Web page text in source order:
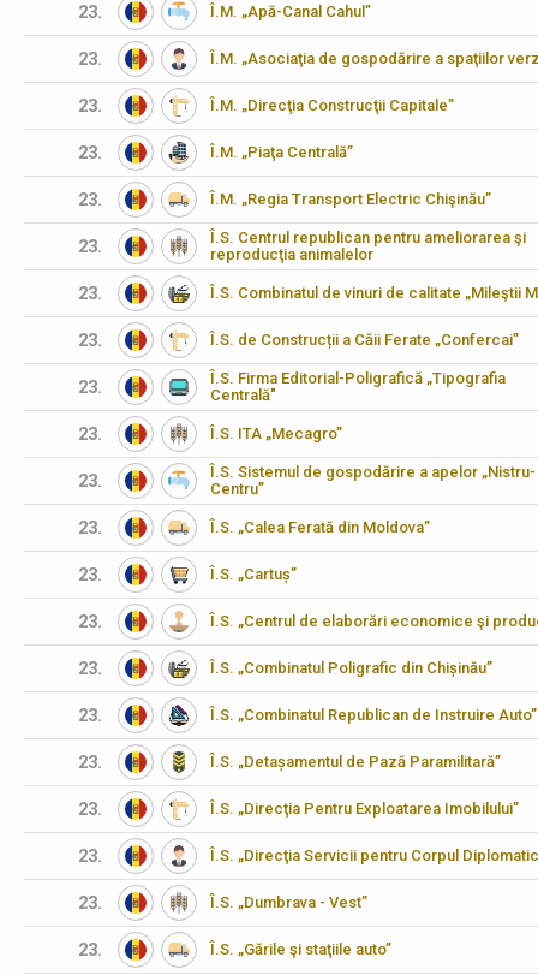
23. Î.M. „Apă-Canal Cahul”
23. Î.M. „Asociaţia de gospodărire a spaţiilor
23. Î.M. „Direcţia Construcţii Capitale”
23. Î.M. „Piaţa Centrală”
23. Î.M. „Regia Transport Electric Chişinău”
23.
Î.S. Centrul republican pentru ameliorarea şi
reproducţia animalelor
23. Î.S. Combinatul de vinuri de calitate „Mileştii
23. Î.S. de Construcții a Căii Ferate „Confercai”
23.
Î.S. Firma Editorial-Poligrafică „Tipografia
Centrală"
23. Î.S. ITA „Mecagro”
23.
Î.S. Sistemul de gospodărire a apelor „Nistru-
Centru”
23. Î.S. „Calea Ferată din Moldova”
23. Î.S. „Cartuș”
23. Î.S. „Centrul de elaborări economice şi
23. Î.S. „Combinatul Poligrafic din Chișinău”
23. Î.S. „Combinatul Republican de Instruire Auto”
23. Î.S. „Detașamentul de Pază Paramilitară”
23. Î.S. „Direcţia Pentru Exploatarea Imobilului”
23. Î.S. „Direcţia Servicii pentru Corpul
23. Î.S. „Dumbrava - Vest”
23. Î.S. „Gările şi staţiile auto”